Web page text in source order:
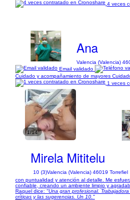
4 veces
Ana
Valencia (Valencia)
Email validado
Cuidado y acompañamiento de mayores
1 veces
1/14
Mirela Mititelu
10 (3)Valencia (Valencia) 46019 Torrefiel
con puntualidad y atención al detalle. Me
confiable, creando un ambiente limpio y
Raquel dice: "Una gran profesional.
críticas y las sugerencias. Un 10."